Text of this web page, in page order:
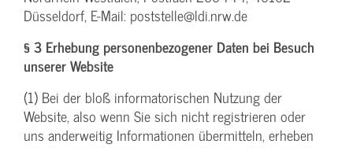
Düsseldorf, E-Mail: poststelle@ldi.nrw.de
§ 3 Erhebung personenbezogener Daten bei Besuch
unserer Website
(1) Bei der bloß informatorischen Nutzung der
Website, also wenn Sie sich nicht registrieren oder
uns anderweitig Informationen übermitteln, erheben